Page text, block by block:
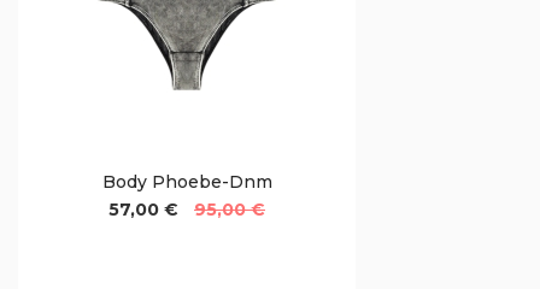
Body Phoebe-Dnm
57,00 €
95,00 €